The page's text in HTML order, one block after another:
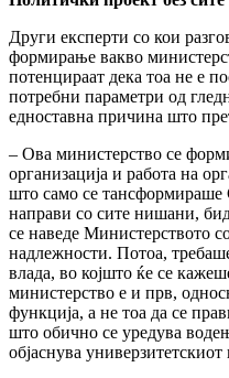
Други експерти со кои
формирање вакво
потенцираат дека тоа не е
потребни параметри од
едноставна причина што
– Ова министерство се
организација и работа на
што само се тансформираше
направи со сите нишани,
се наведе Министерството
надлежности. Потоа,
влада, во којшто ќе се
министерство е и прв,
функција, а не тоа да се
што обично се уредува
објаснува